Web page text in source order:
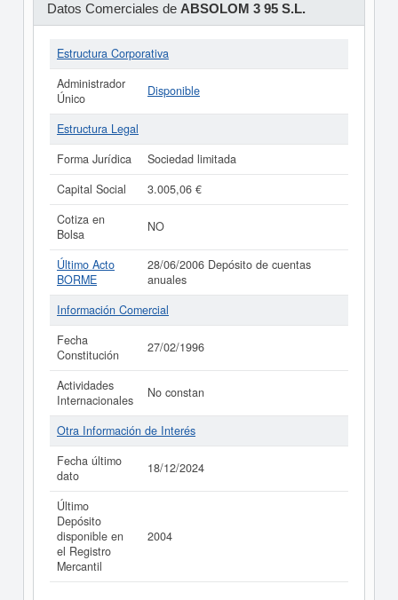
Datos Comerciales de ABSOLOM 3 95 S.L.
Estructura Corporativa
Administrador
Único
Disponible
Estructura Legal
Forma Jurídica
Sociedad limitada
Capital Social
3.005,06 €
Cotiza en
Bolsa
NO
Último Acto
BORME
28/06/2006 Depósito de cuentas
anuales
Información Comercial
Fecha
Constitución
27/02/1996
Actividades
Internacionales
No constan
Otra Información de Interés
Fecha último
dato
18/12/2024
Último
Depósito
disponible en
el Registro
Mercantil
2004